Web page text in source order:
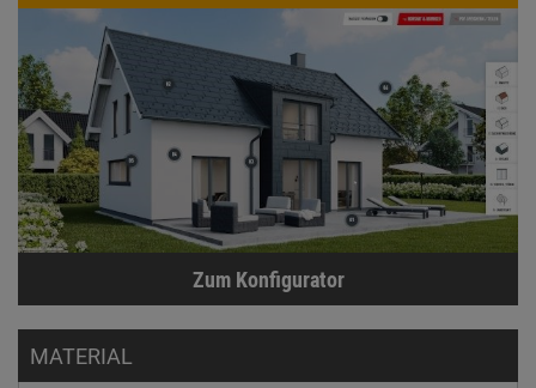
Zum Konfigurator
MATERIAL